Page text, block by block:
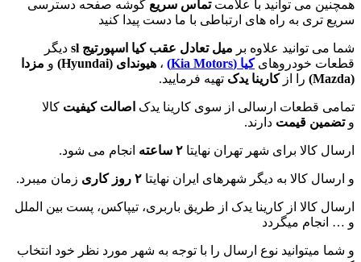
همچنین می توانید با علامتتماس سریع گوشه صفحه دسترسی
سریع تری به راه های ارتباطی با ما دست پیدا کنید
شما می توانید علاوه بر میل تعادل عقب کیا اسپورتیج sl
دیگر
قطعات خودروهایکیا (Kia Motors) ، هیوندای (Hyundai
) و مزدا
(
Mazda
) را ازکارینا یدک تهیه فرمایید.
تمامی قطعات ارسالی از سوی کارینا یدک اصالت کیفیت کالا
وتضمین قیمت دارند.
ارسال کالا برای شهر تهران نهایتا ۲ ساعته انجام می شود.
و ارسال کالا به دیگر شهرهای ایران نهایتا ۲ روز کاری زمان میبرد.
ارسال کالا از کارینا یدک از طریق باربری، تیپاکس، پست بین الملل
و … انجام میگردد
و شما میتوانید نوع ارسال را با توجه به شهر مورد نظر خود انتخاب